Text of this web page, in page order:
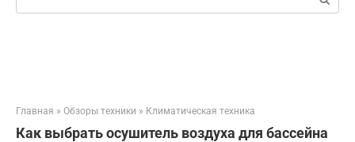
Главная » Обзоры техники » Климатическая техника
Как выбрать осушитель воздуха для бассейна